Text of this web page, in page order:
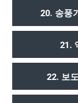
미카사 중고 진
중고 진
20. 송풍
21.
22. 보